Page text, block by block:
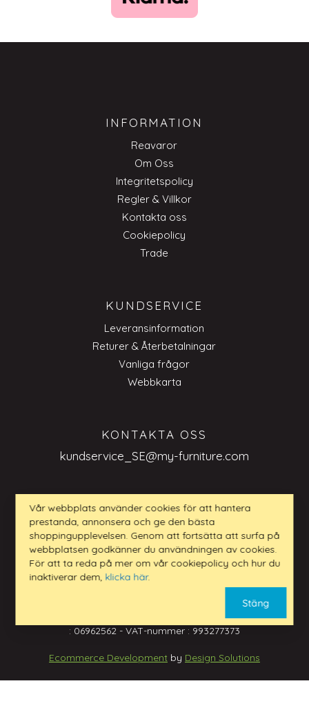
INFORMATION
Reavaror
Om Oss
Integritetspolicy
Regler & Villkor
Kontakta oss
Cookiepolicy
Trade
KUNDSERVICE
Leveransinformation
Returer & Återbetalningar
Vanliga frågor
Webbkarta
KONTAKTA OSS
kundservice_SE@my-furniture.com
FRÅGOR BUSINESS TO BUSINESS
kundservice_SE@my-furniture.com
www.my-furniture.com LTD - Adress: 1 Mark Street
Sandiacre, Nottingham NG10 5AD - Registreringsnummer
: 06962562 - VAT-nummer : 993277373
Ecommerce Developmentby Design Solutions
Vår webbplats använder cookies för att hantera
prestanda, annonsera och ge den bästa
shoppingupplevelsen. Genom att fortsätta att surfa på
webbplatsen godkänner du användningen av cookies.
För att ta reda på mer om vår cookiepolicy och hur du
inaktiverar dem, klicka här.
Stäng